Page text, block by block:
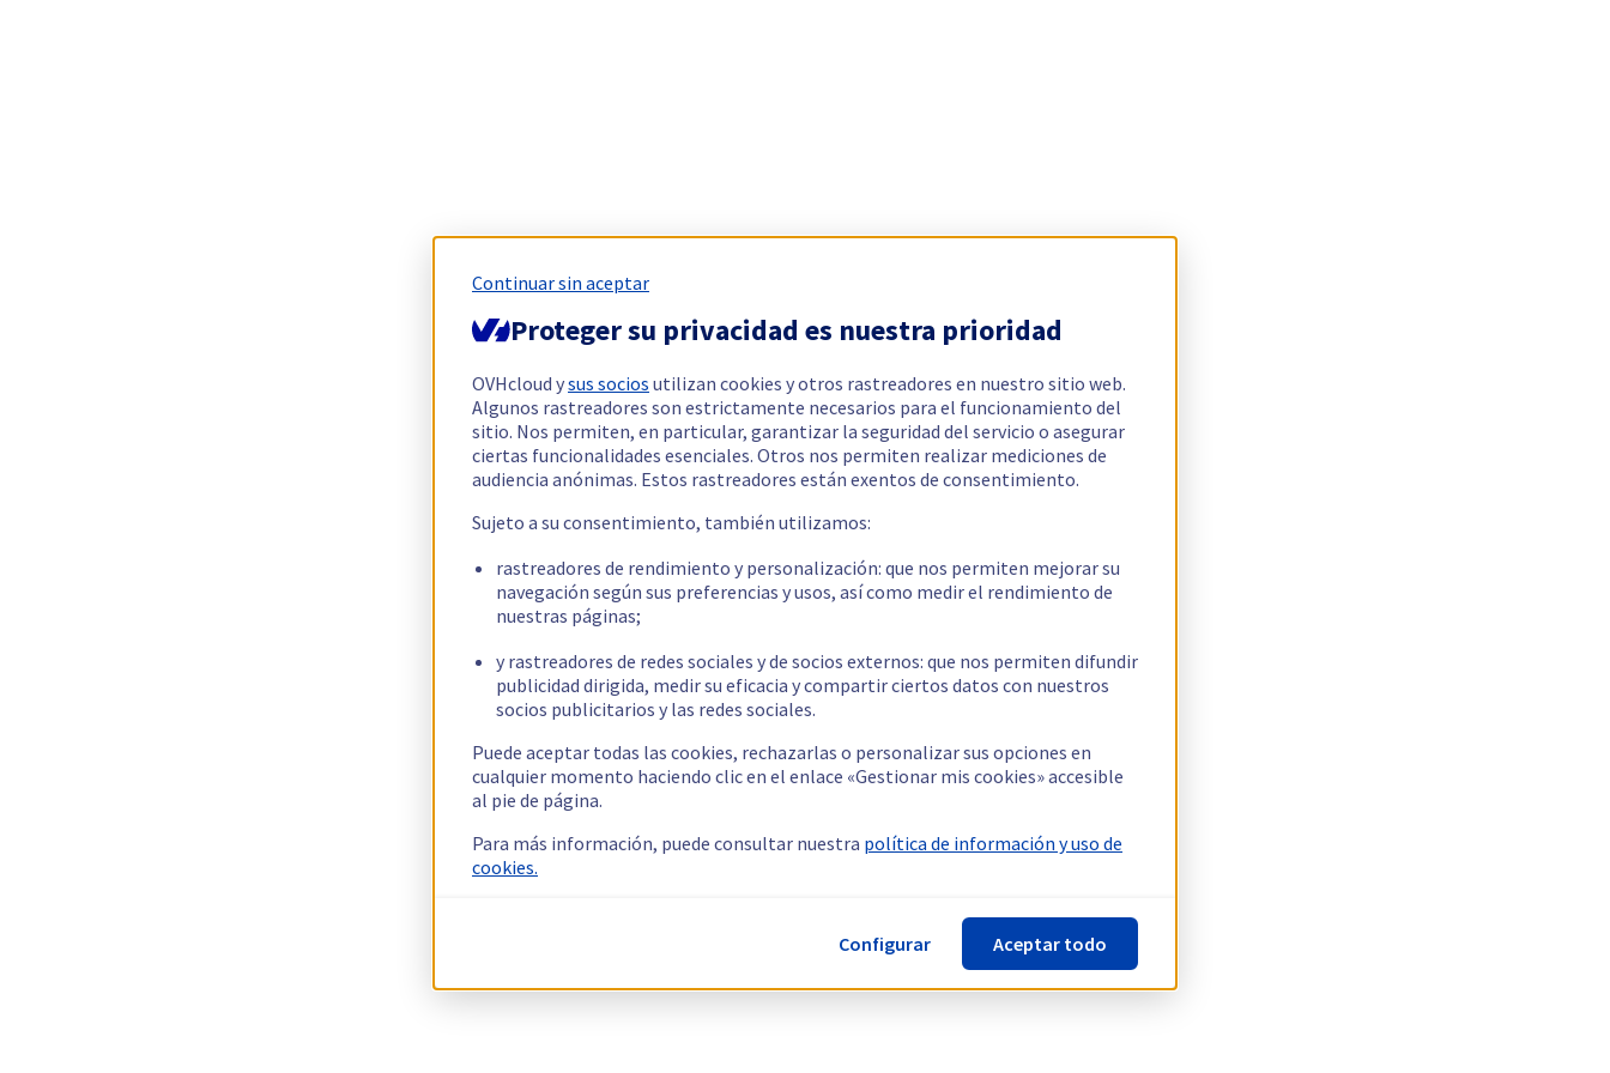
Continuar sin aceptar
Proteger su privacidad es nuestra prioridad
OVHcloud ysus socios utilizan cookies y otros rastreadores en nuestro sitio web.
Algunos rastreadores son estrictamente necesarios para el funcionamiento del
sitio. Nos permiten, en particular, garantizar la seguridad del servicio o asegurar
ciertas funcionalidades esenciales. Otros nos permiten realizar mediciones de
audiencia anónimas. Estos rastreadores están exentos de consentimiento.
Sujeto a su consentimiento, también utilizamos:
rastreadores de rendimiento y personalización: que nos permiten mejorar su
navegación según sus preferencias y usos, así como medir el rendimiento de
nuestras páginas;
y rastreadores de redes sociales y de socios externos: que nos permiten difundir
publicidad dirigida, medir su eficacia y compartir ciertos datos con nuestros
socios publicitarios y las redes sociales.
Puede aceptar todas las cookies, rechazarlas o personalizar sus opciones en
cualquier momento haciendo clic en el enlace «Gestionar mis cookies» accesible
al pie de página.
Para más información, puede consultar nuestra política de información y uso de
cookies.
Configurar Aceptar todo